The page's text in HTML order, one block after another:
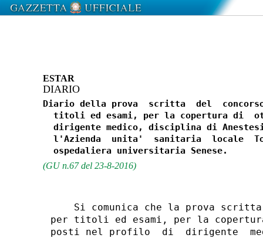
ESTAR
DIARIO
Diario della prova  scritta  del
titoli ed esami, per la copertura di
dirigente medico, disciplina di
l'Azienda  unita'  sanitaria  locale
(GU n.67 del 23-8-2016)
Si comunica che la prova
per titoli ed esami, per la
posti nel profilo  di  dirigente